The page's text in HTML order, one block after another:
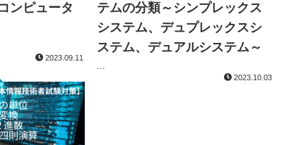
テムの分類～シンプレックス
システム、デュプレックスシ
ステム、デュアルシステム～
...
2023.10.03
ンピュータ
2023.09.11